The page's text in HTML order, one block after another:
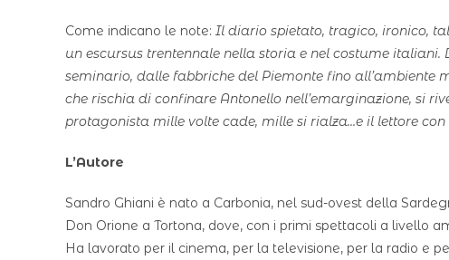
Come indicano le note: Il diario spietato, tragico, ironico,
un escursus trentennale nella storia e nel costume
seminario, dalle fabbriche del Piemonte fino
che rischia di confinare Antonello nell’emarginazione, si
protagonista mille volte cade, mille si rialza…e il lettore con
L’Autore
Sandro Ghiani è nato a Carbonia, nel sud-ovest della
Don Orione a Tortona, dove, con i primi spettacoli a livello
Ha lavorato per il cinema, per la televisione, per la radio e